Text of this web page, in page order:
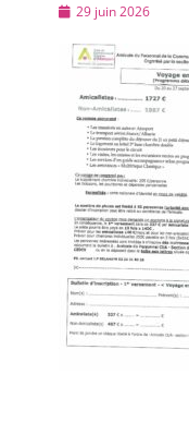
Posted29 juin 2026